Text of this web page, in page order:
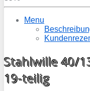
Menu
Stahlwille 40/
19-teilig